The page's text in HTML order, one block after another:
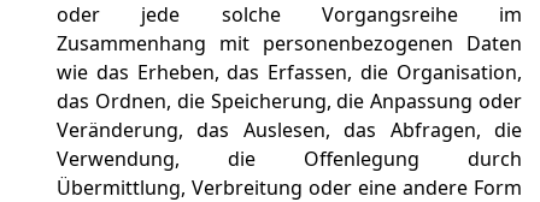
oder jede solche Vorgangsreihe im
Zusammenhang mit personenbezogenen Daten
wie das Erheben, das Erfassen, die Organisation,
das Ordnen, die Speicherung, die Anpassung oder
Veränderung, das Auslesen, das Abfragen, die
Verwendung, die Offenlegung durch
Übermittlung, Verbreitung oder eine andere Form